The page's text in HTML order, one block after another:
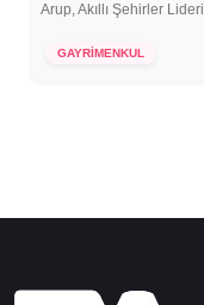
Arup, Akıllı Şehirler Lideri
GAYRİMENKUL